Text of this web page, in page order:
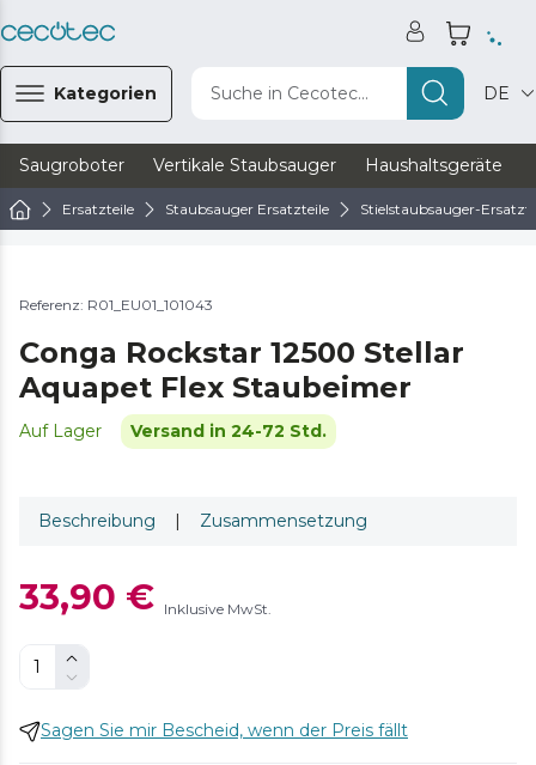
Kategorien Suche in Cecotec... DE
Saugroboter Vertikale Staubsauger Haushaltsgeräte
Ersatzteile Staubsauger Ersatzteile Stielstaubsauger-
Referenz: R01_EU01_101043
Conga Rockstar 12500 Stellar
Aquapet Flex Staubeimer
Auf Lager Versand in 24-72 Std.
Beschreibung | Zusammensetzung
33,90 € Inklusive MwSt.
Sagen Sie mir Bescheid, wenn der Preis fällt